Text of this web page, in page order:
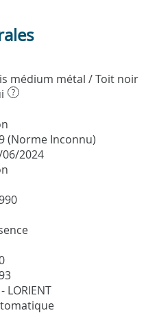
médium métal / Toit noir
?
(Norme Inconnu)
2024
LORIENT